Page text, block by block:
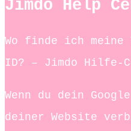
Jimdo Help
Wo finde ich meine
ID? – Jimdo Hilfe-
Wenn du dein
deiner Website